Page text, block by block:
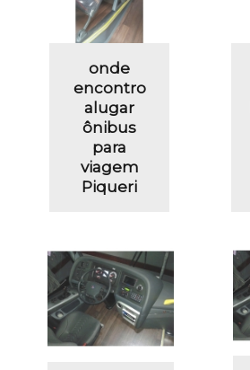
onde
encontro
alugar
ônibus
para
viagem
Piqueri